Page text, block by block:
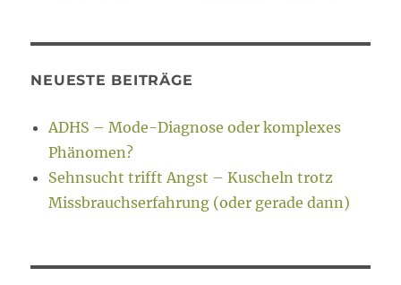
NEUESTE BEITRÄGE
ADHS – Mode-Diagnose oder komplexes
Phänomen?
Sehnsucht trifft Angst – Kuscheln trotz
Missbrauchserfahrung (oder gerade dann)